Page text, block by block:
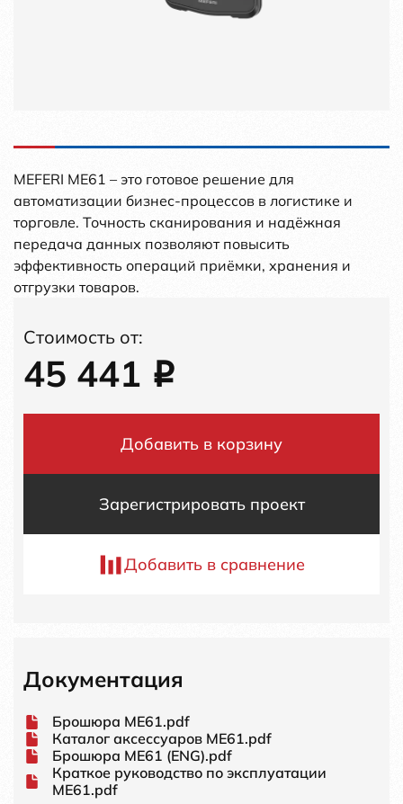
MEFERI ME61 – это готовое решение для
автоматизации бизнес-процессов в логистике и
торговле. Точность сканирования и надёжная
передача данных позволяют повысить
эффективность операций приёмки, хранения и
отгрузки товаров.
Стоимость от:
45 441 i
Добавить в корзину
Зарегистрировать проект
Добавить в сравнение
Документация
Брошюра ME61.pdf
Каталог аксессуаров ME61.pdf
Брошюра ME61 (ENG).pdf
Краткое руководство по эксплуатации
ME61.pdf